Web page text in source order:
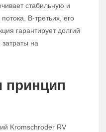
стабильную и
В-третьих, его
гарантирует долгий
на
принцип
Kromschroder RV